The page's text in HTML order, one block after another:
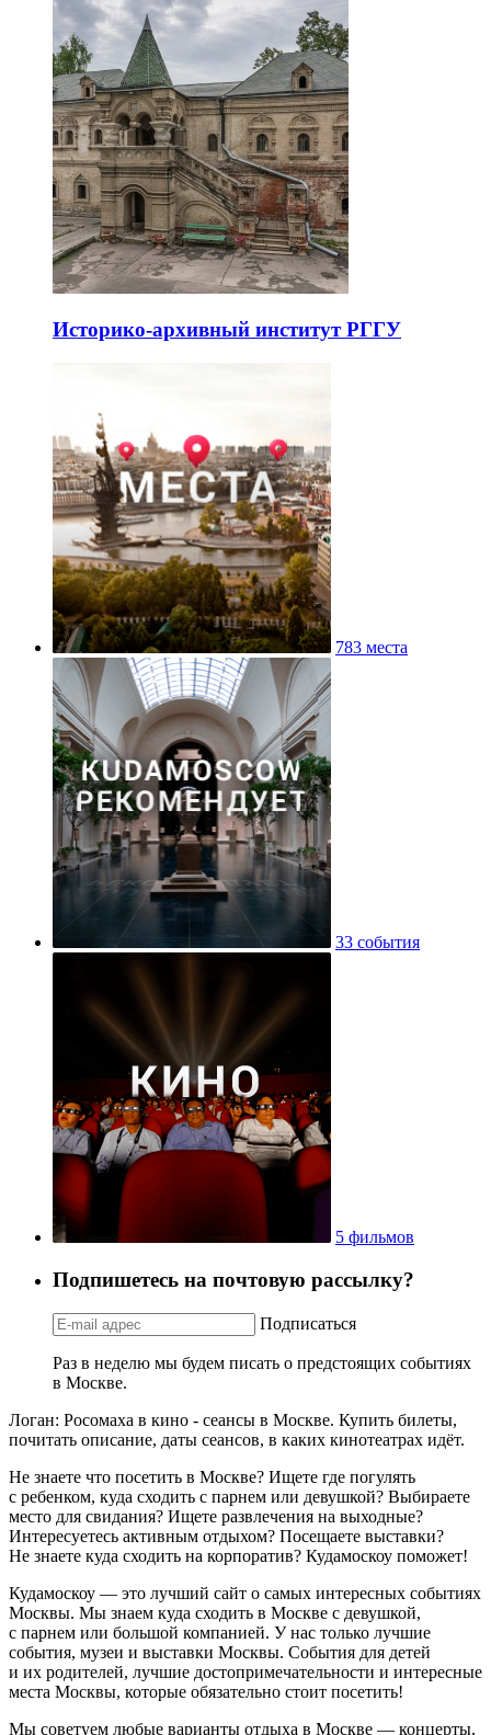
Историко-архивный институт РГГУ
783 места
33 события
5 фильмов
Подпишетесь на почтовую рассылку?
Подписаться
Раз в неделю мы будем писать о предстоящих событиях
в Москве.
Логан: Росомаха в кино - сеансы в Москве. Купить билеты,
почитать описание, даты сеансов, в каких кинотеатрах идёт.
Не знаете что посетить в Москве? Ищете где погулять
с ребенком, куда сходить с парнем или девушкой? Выбираете
место для свидания? Ищете развлечения на выходные?
Интересуетесь активным отдыхом? Посещаете выставки?
Не знаете куда сходить на корпоратив? Кудамоскоу поможет!
Кудамоскоу — это лучший сайт о самых интересных событиях
Москвы. Мы знаем куда сходить в Москве с девушкой,
с парнем или большой компанией. У нас только лучшие
события, музеи и выставки Москвы. События для детей
и их родителей, лучшие достопримечательности и интересные
места Москвы, которые обязательно стоит посетить!
Мы советуем любые варианты отдыха в Москве — концерты,